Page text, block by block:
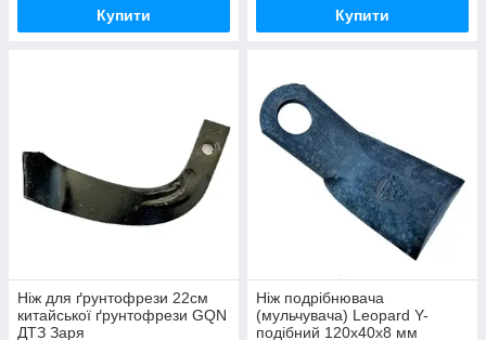
Купити Купити
Ніж для ґрунтофрези 22см
китайської ґрунтофрези GQN
ДТЗ Заря
Ніж подрібнювача
(мульчувача) Leopard Y-
подібний 120х40х8 мм